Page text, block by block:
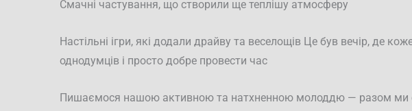
Смачні частування, що створили ще теплішу атмосферу
Настільні ігри, які додали драйву та веселощів Це був вечір, де
однодумців і просто добре провести час
Пишаємося нашою активною та натхненною молоддю — разом ми